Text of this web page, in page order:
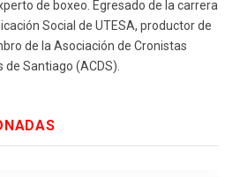
de boxeo. Egresado de la carrera
Social de UTESA, productor de
de la Asociación de Cronistas
de Santiago (ACDS).